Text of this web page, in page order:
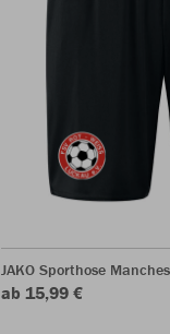
JAKO Sporthose
ab 15,99 €